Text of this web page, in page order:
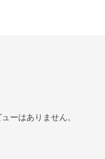
ューはありません。